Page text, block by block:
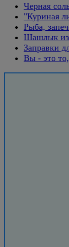
Черная
"Куриная
Рыба,
Шашлык из
Заправки
Вы - это